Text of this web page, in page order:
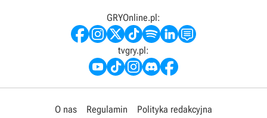
GRYOnline.pl:
tvgry.pl:
O nas Regulamin Polityka redakcyjna